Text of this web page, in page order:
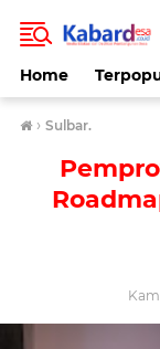
Home
› Sulbar.